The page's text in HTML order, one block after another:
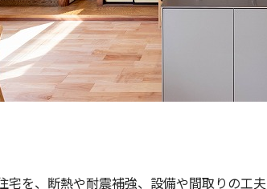
宅を、断熱や耐震補強、設備や間取りの工